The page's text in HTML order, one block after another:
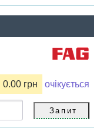
0.00 грн очікується